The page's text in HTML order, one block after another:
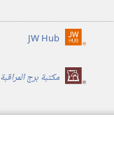
JW Hub (يفتح
جديدة) مكتبة برج المراقبة